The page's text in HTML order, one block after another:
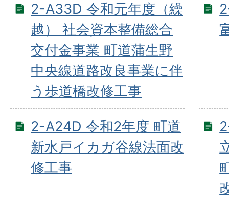
2-A33D 令和元年度（繰
越） 社会資本整備総合
交付金事業 町道蒲生野
中央線道路改良事業に伴
う歩道橋改修工事
2-A24D 令和2年度 町道
新水戸イカガ谷線法面改
修工事